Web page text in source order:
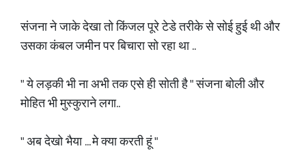
संजना ने जाके देखा तो किंजल पूरे टेडे तरीके से सोई हुई थी और
उसका कंबल जमीन पर बिचारा सो रहा था ..
" ये लड़की भी ना अभी तक एसे ही सोती है " संजना बोली और
मोहित भी मुस्कुराने लगा..
" अब देखो भैया ... मे क्या करती हूं "